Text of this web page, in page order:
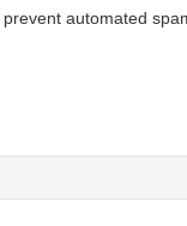
automated